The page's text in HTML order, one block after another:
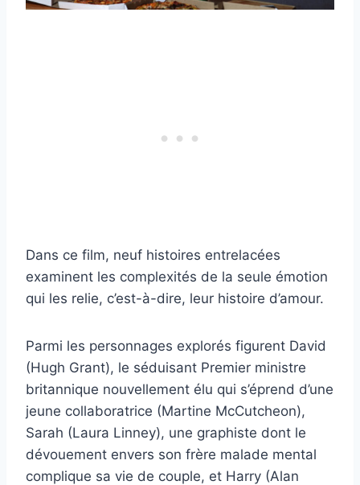
Dans ce film, neuf histoires entrelacées
examinent les complexités de la seule émotion
qui les relie, c’est-à-dire, leur histoire d’amour.
Parmi les personnages explorés figurent David
(Hugh Grant), le séduisant Premier ministre
britannique nouvellement élu qui s’éprend d’une
jeune collaboratrice (Martine McCutcheon),
Sarah (Laura Linney), une graphiste dont le
dévouement envers son frère malade mental
complique sa vie de couple, et Harry (Alan